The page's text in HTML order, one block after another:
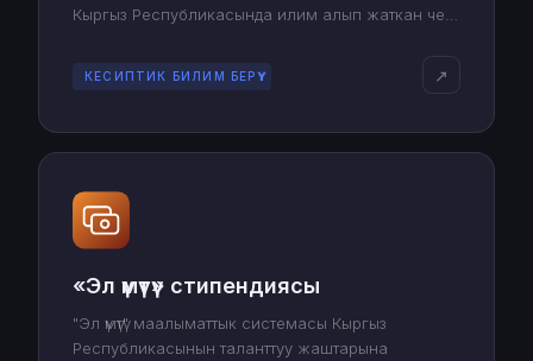
Кыргыз Республикасында илим алып жаткан чет
системасы
КЕСИПТИК БИЛИМ БЕРҮҮ ↗
«Эл үмүтү» стипендиясы
"Эл үмүтү" маалыматтык системасы Кыргыз
Республикасынын таланттуу жаштарына